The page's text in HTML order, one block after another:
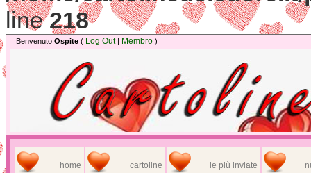
line218
Benvenuto Ospite ( Log Out| Membro )
home cartoline le più inviate